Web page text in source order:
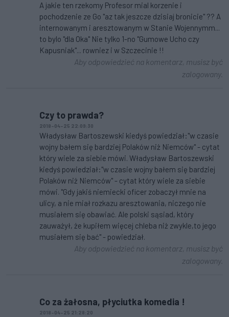
A jakie ten rzekomy Profesor mial korzenie i
pochodzenie ze Go "az tak jeszcze dzisiaj bronicie" ?? A
internowanym i aresztowanym w Stanie Wojennymm...
to bylo "dla Oka" Nie tylko 1-no "Gumowe Ucho czy
Kapusniak"... rowniez i w Szczecinie !!
Aby odpowiedzieć na komentarz, musisz być
zalogowany.
Czy to prawda?
2018-04-25 22:09:30
Władysław Bartoszewski kiedyś powiedział:"w czasie
wojny bałem się bardziej Polaków niż Niemców" - cytat
który wiele za siebie mówi. Władysław Bartoszewski
kiedyś powiedział:"w czasie wojny bałem się bardziej
Polaków niż Niemców" - cytat który wiele za siebie
mówi. "Gdy jakiś niemiecki oficer zobaczył mnie na
ulicy, a nie miał rozkazu aresztowania, niczego nie
musiałem się obawiać. Ale polski sąsiad, który
zauważył, że kupiłem więcej chleba niż zwykle,to jego
musiałem się bać" - powiedział.
Aby odpowiedzieć na komentarz, musisz być
zalogowany.
Co za żałosna, płyciutka komedia !
2018-04-25 21:28:20